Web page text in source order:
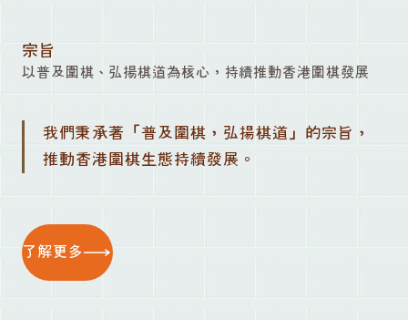
宗旨
以普及圍棋、弘揚棋道為核心，持續推動香港圍棋發展
我們秉承著「普及圍棋，弘揚棋道」的宗旨，
推動香港圍棋生態持續發展。
了解更多